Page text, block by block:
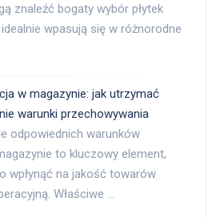
znaleźć bogaty wybór płytek
wpasują się w różnorodne
w magazynie: jak utrzymać
warunki przechowywania
odpowiednich warunków
to kluczowy element,
wpłynąć na jakość towarów
Właściwe …